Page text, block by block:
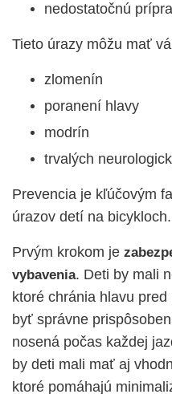
nedostatočnú
Tieto úrazy môžu mať
zlomenín
poranení hlavy
modrín
trvalých
Prevencia je kľúčovým
úrazov detí na bicykloch.
Prvým krokom je
vybavenia. Deti by mali
ktoré chránia hlavu
byť správne
nosená počas každej
by deti mali mať aj
ktoré pomáhajú